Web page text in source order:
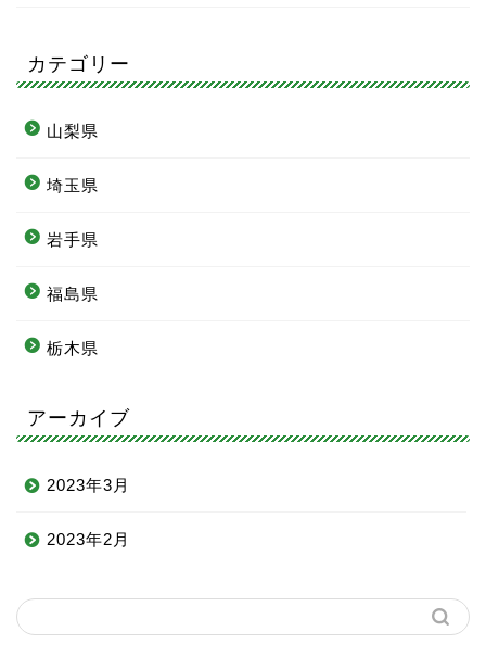
カテゴリー
山梨県
埼玉県
岩手県
福島県
栃木県
アーカイブ
2023年3月
2023年2月